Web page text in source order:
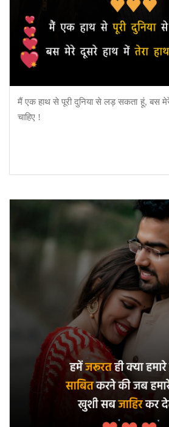
मैं एक हाथ से पूरी दुनिया से लड़ सकता हूं, बस
चाहिए !